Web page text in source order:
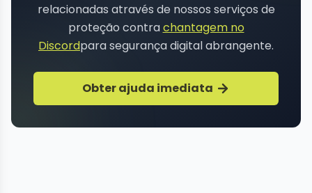
relacionadas através de nossos serviços de
proteção contrachantagem no
Discordpara segurança digital abrangente.
Obter ajuda imediata